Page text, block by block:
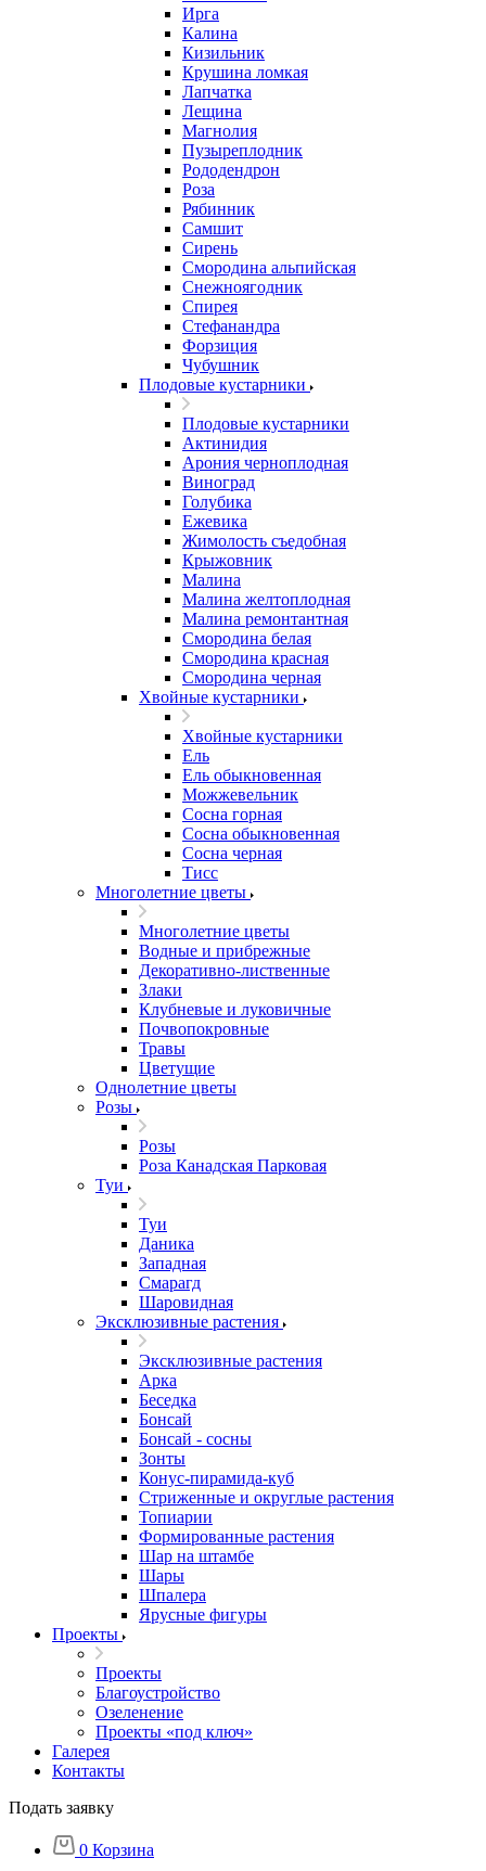
Ирга
Калина
Кизильник
Крушина ломкая
Лапчатка
Лещина
Магнолия
Пузыреплодник
Рододендрон
Роза
Рябинник
Самшит
Сирень
Смородина альпийская
Снежноягодник
Спирея
Стефанандра
Форзиция
Чубушник
Плодовые кустарники
Плодовые кустарники
Актинидия
Арония черноплодная
Виноград
Голубика
Ежевика
Жимолость съедобная
Крыжовник
Малина
Малина желтоплодная
Малина ремонтантная
Смородина белая
Смородина красная
Смородина черная
Хвойные кустарники
Хвойные кустарники
Ель
Ель обыкновенная
Можжевельник
Сосна горная
Сосна обыкновенная
Сосна черная
Тисс
Многолетние цветы
Многолетние цветы
Водные и прибрежные
Декоративно-лиственные
Злаки
Клубневые и луковичные
Почвопокровные
Травы
Цветущие
Однолетние цветы
Розы
Розы
Роза Канадская Парковая
Туи
Туи
Даника
Западная
Смарагд
Шаровидная
Эксклюзивные растения
Эксклюзивные растения
Арка
Беседка
Бонсай
Бонсай - сосны
Зонты
Конус-пирамида-куб
Стриженные и округлые растения
Топиарии
Формированные растения
Шар на штамбе
Шары
Шпалера
Ярусные фигуры
Проекты
Проекты
Благоустройство
Озеленение
Проекты «под ключ»
Галерея
Контакты
Подать заявку
0 Корзина